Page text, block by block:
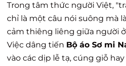
Trong tâm thức người Việt,
chỉ là một câu nói suông mà
cảm thiêng liêng giữa người
Việc dâng tiến Bộ áo Sơ mi
vào các dịp lễ tạ, cúng giỗ